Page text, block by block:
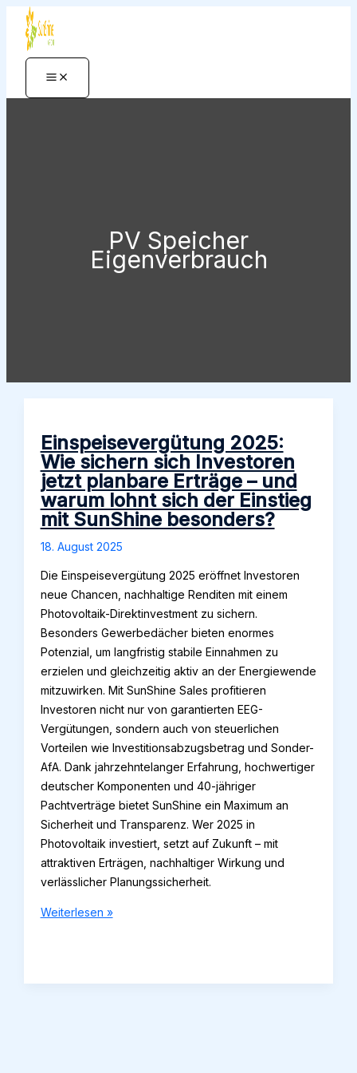
Zum
Inhalt
springen
PV Speicher
Eigenverbrauch
Einspeisevergütung 2025:
Wie sichern sich Investoren
jetzt planbare Erträge – und
warum lohnt sich der Einstieg
mit SunShine besonders?
18. August 2025
Die Einspeisevergütung 2025 eröffnet Investoren
neue Chancen, nachhaltige Renditen mit einem
Photovoltaik-Direktinvestment zu sichern.
Besonders Gewerbedächer bieten enormes
Potenzial, um langfristig stabile Einnahmen zu
erzielen und gleichzeitig aktiv an der Energiewende
mitzuwirken. Mit SunShine Sales profitieren
Investoren nicht nur von garantierten EEG-
Vergütungen, sondern auch von steuerlichen
Vorteilen wie Investitionsabzugsbetrag und Sonder-
AfA. Dank jahrzehntelanger Erfahrung, hochwertiger
deutscher Komponenten und 40-jähriger
Pachtverträge bietet SunShine ein Maximum an
Sicherheit und Transparenz. Wer 2025 in
Photovoltaik investiert, setzt auf Zukunft – mit
attraktiven Erträgen, nachhaltiger Wirkung und
verlässlicher Planungssicherheit.
Einspeisevergütung
sich
Weiterlesen »